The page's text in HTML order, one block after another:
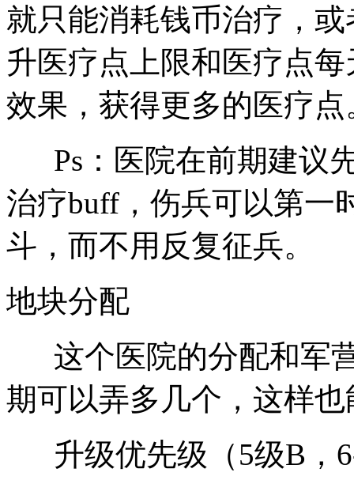
就只能消耗钱币治疗，
升医疗点上限和医疗点
效果，获得更多的医疗点
Ps：医院在前期建议
治疗buff，伤兵可以第一
斗，而不用反复征兵。
地块分配
这个医院的分配和军
期可以弄多几个，这样
升级优先级（5级B，